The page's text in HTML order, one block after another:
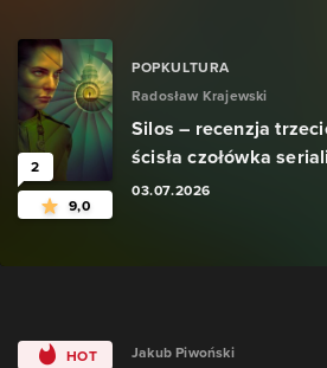
2
9,0
POPKULTURA
Radosław Krajewski
Silos – recenzja
ścisła czołówka
03.07.2026
HOT Jakub Piwoński